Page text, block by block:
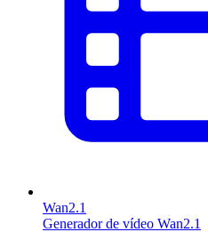
Wan2.1
Generador de vídeo Wan2.1